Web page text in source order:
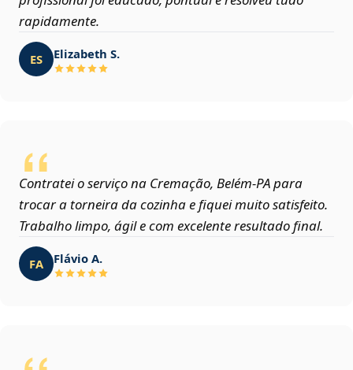
rapidamente.
ES Elizabeth S.
Contratei o serviço na Cremação, Belém‑PA para
trocar a torneira da cozinha e fiquei muito satisfeito.
Trabalho limpo, ágil e com excelente resultado final.
FA Flávio A.